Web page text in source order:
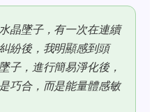
晶墜子，有一次在連續
紛後，我明顯感到頭
子，進行簡易淨化後，
巧合，而是能量體感敏